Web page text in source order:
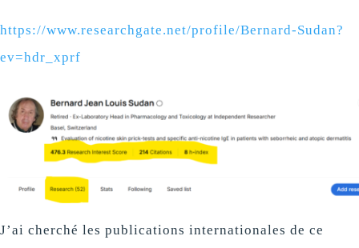
https://www.researchgate.net/profile/Bernard-Sudan?
ev=hdr_xprf
J’ai cherché les publications internationales de ce